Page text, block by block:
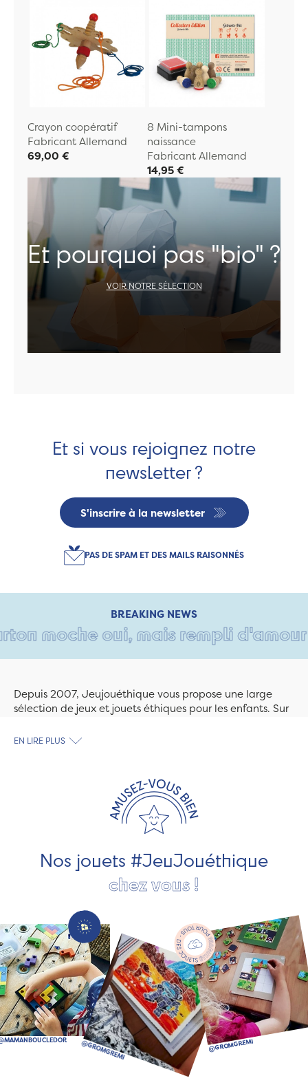
Crayon coopératif
Fabricant Allemand
69,00 €
8 Mini-tampons
naissance
Fabricant Allemand
14,95 €
Et pourquoi pas "bio" ?
VOIR NOTRE SÉLECTION
Et si vous rejoignez notre
newsletter ?
S'inscrire à la newsletter
PAS DE SPAM ET DES MAILS RAISONNÉS
BREAKING NEWS
moche oui, mais rempli d'amour •
Depuis 2007, Jeujouéthique vous propose une large
sélection de jeux et jouets éthiques pour les enfants. Sur
découvrez le plus grand choix de jouets en bois
les jeux et jouets en bois de qualité et engagés dans le
développement durable. Ils nous fabriquent des jouets
pour les jeunes enfants, des jeux d'éveil, des jeux de
société, des jouets d'imitation, des jeux de plein air, ... et
EN LIRE PLUS
Nos jouets #JeuJouéthique
chez vous !